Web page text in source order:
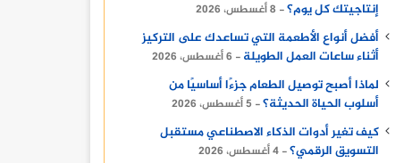
إنتاجيتك كل يوم؟
8 أغسطس، 2026
أفضل أنواع الأطعمة التي تساعدك على التركيز
أثناء ساعات العمل الطويلة
6 أغسطس، 2026
لماذا أصبح توصيل الطعام جزءًا أساسيًا من
أسلوب الحياة الحديثة؟
5 أغسطس، 2026
كيف تغير أدوات الذكاء الاصطناعي مستقبل
التسويق الرقمي؟
4 أغسطس، 2026